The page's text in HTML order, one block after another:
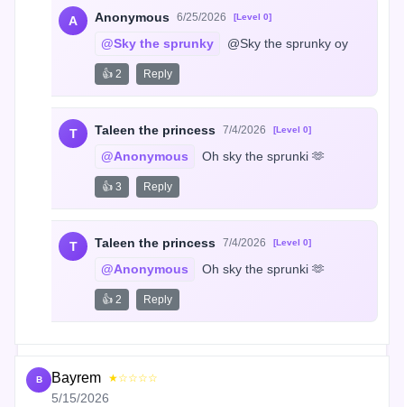
A Anonymous 6/25/2026 [Level 0]
@Sky the sprunky @Sky the sprunky oy
👍 2 Reply
T Taleen the princess 7/4/2026 [Level 0]
@Anonymous Oh sky the sprunki 🫶
👍 3 Reply
T Taleen the princess 7/4/2026 [Level 0]
@Anonymous Oh sky the sprunki 🫶
👍 2 Reply
B Bayrem ★☆☆☆☆
5/15/2026